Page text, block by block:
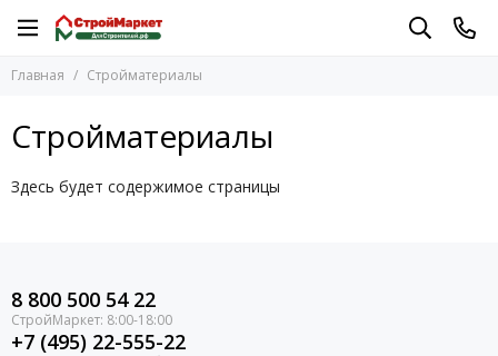
Главная Стройматериалы
Стройматериалы
Здесь будет содержимое страницы
8 800 500 54 22
+7 (495) 22-555-22